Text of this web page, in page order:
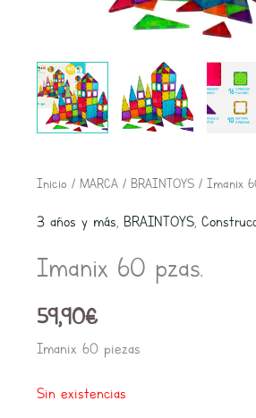
Inicio / MARCA/ BRAINTOYS/ Imanix
3 años y más, BRAINTOYS,
Imanix 60 pzas.
59,90€
Imanix 60 piezas
Sin existencias